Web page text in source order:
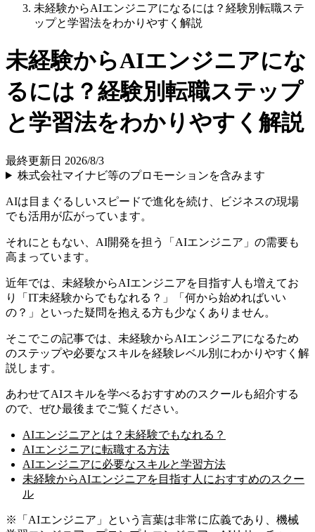
未経験からAIエンジニアになるには？経験別転職ステ
ップと学習法をわかりやすく解説
未経験からAIエンジニアにな
るには？経験別転職ステップ
と学習法をわかりやすく解説
最終更新日 2026/8/3
株式会社マイナビ等のプロモーションを含みます
AIは目まぐるしいスピードで進化を続け、ビジネスの現場
でも活用が広がっています。
それにともない、AI開発を担う「AIエンジニア」の需要も
高まっています。
近年では、未経験からAIエンジニアを目指す人も増えてお
り「IT未経験からでもなれる？」「何から始めればいい
の？」といった疑問を抱える方も少なくありません。
そこでこの記事では、 未経験からAIエンジニアになるため
のステップや必要なスキルを経験レベル別にわかりやすく解
説します。
あわせてAIスキルを学べるおすすめのスクールも紹介する
ので、ぜひ最後までご覧ください。
AIエンジニアとは？未経験でもなれる？
AIエンジニアに転職する方法
AIエンジニアに必要なスキルと学習方法
未経験からAIエンジニアを目指す人におすすめのスクー
ル
※「AIエンジニア」という言葉は非常に広義であり、機械